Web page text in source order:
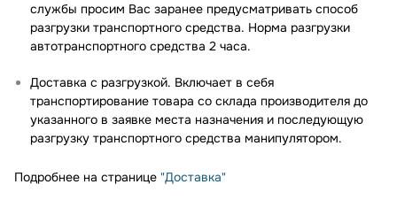
службы просим Вас заранее предусматривать способ
разгрузки транспортного средства. Норма разгрузки
автотранспортного средства 2 часа.
Доставка с разгрузкой. Включает в себя
транспортирование товара со склада производителя до
указанного в заявке места назначения и последующую
разгрузку транспортного средства манипулятором.
Подробнее на странице "Доставка"